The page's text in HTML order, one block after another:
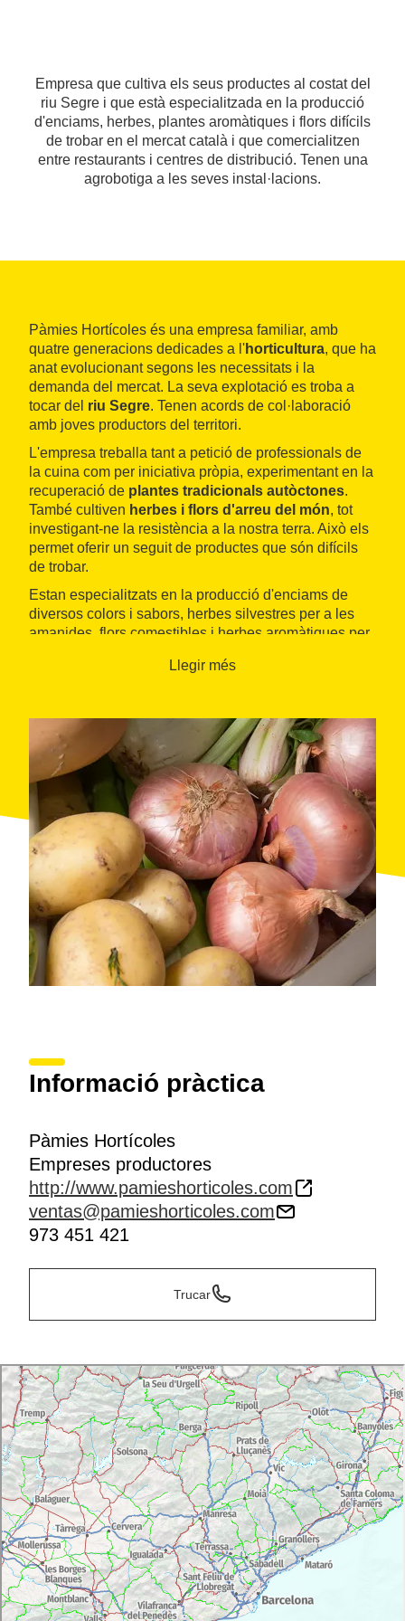
Empresa que cultiva els seus productes al costat del
riu Segre i que està especialitzada en la producció
d'enciams, herbes, plantes aromàtiques i flors difícils
de trobar en el mercat català i que comercialitzen
entre restaurants i centres de distribució. Tenen una
agrobotiga a les seves instal·lacions.
Pàmies Hortícoles és una empresa familiar, amb
quatre generacions dedicades a l'horticultura, que ha
anat evolucionant segons les necessitats i la
demanda del mercat. La seva explotació es troba a
tocar del riu Segre. Tenen acords de col·laboració
amb joves productors del territori.
L'empresa treballa tant a petició de professionals de
la cuina com per iniciativa pròpia, experimentant en la
recuperació de plantes tradicionals autòctones.
També cultiven herbes i flors d'arreu del món, tot
investigant-ne la resistència a la nostra terra. Això els
permet oferir un seguit de productes que són difícils
de trobar.
Estan especialitzats en la producció d'enciams de
diversos colors i sabors, herbes silvestres per a les
amanides, flors comestibles i herbes aromàtiques per
i altres establiments, però també ofereixen els
Llegir més
Informació pràctica
Pàmies Hortícoles
Empreses productores
http://www.pamieshorticoles.com
ventas@pamieshorticoles.com
973 451 421
Trucar